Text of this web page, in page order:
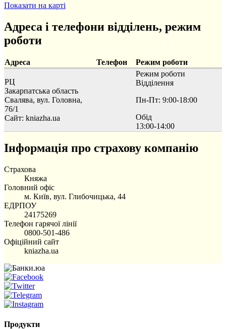
Показати на карті
Адреса і телефони відділень, режим
роботи
Адреса Телефон Режим роботи
РЦ
Закарпатська область
Свалява, вул. Головна,
76/1
Сайт: kniazha.ua
Режим роботи
Відділення
Пн-Пт: 9:00-18:00
Обід
13:00-14:00
Інформація про страхову компанію
Страхова
Княжа
Головний офіс
м. Київ, вул. Глибочицька, 44
ЕДРПОУ
24175269
Телефон гарячої лінії
0800-501-486
Офіційний сайт
kniazha.ua
Продукти